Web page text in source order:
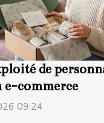
de
commerce
09:24